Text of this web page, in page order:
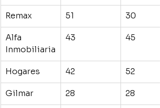
Remax 51 30
Alfa
Inmobiliaria
43 45
Hogares 42 52
Gilmar 28 28